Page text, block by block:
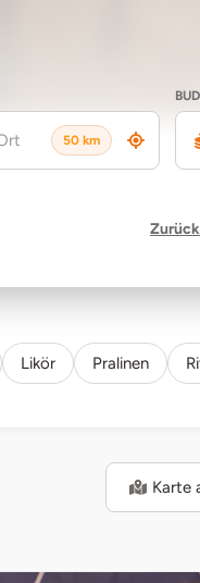
50 km
Likör Pralinen
Karte